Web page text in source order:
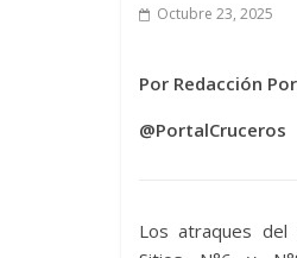
Octubre 23, 2025
Por Redacción
@PortalCruceros
Los atraques del